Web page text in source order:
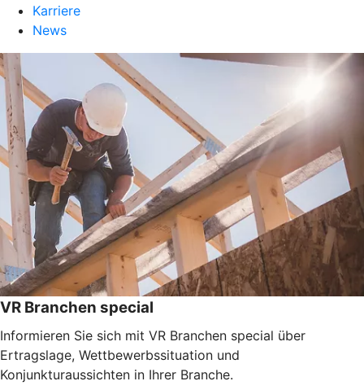
Karriere
News
VR Branchen special
Informieren Sie sich mit VR Branchen special über
Ertragslage, Wettbewerbssituation und
Konjunkturaussichten in Ihrer Branche.